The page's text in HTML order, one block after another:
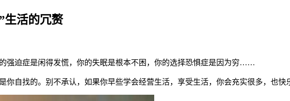
生活的冗赘
强迫症是闲得发慌，你的失眠是根本不困，你的选择恐惧症是因为穷……
你自找的。别不承认，如果你早些学会经营生活，享受生活，你会充实很多，也快